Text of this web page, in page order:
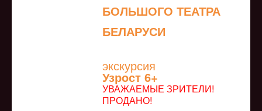
БОЛЬШОГО ТЕАТРА
БЕЛАРУСИ
экскурсия
Узрoст 6+
УВАЖАЕМЫЕ ЗРИТЕЛИ!
ПРОДАНО!